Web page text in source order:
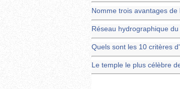
Nomme trois avantages
Réseau hydrographique
Quels sont les 10 critères
Le temple le plus célèbre